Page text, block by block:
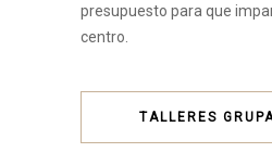
presupuesto para que
centro.
TALLERES